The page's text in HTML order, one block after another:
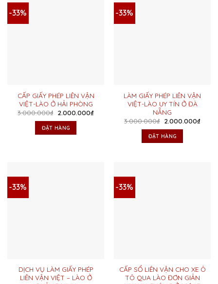
-33%
CẤP GIẤY PHÉP LIÊN VẬN
VIỆT-LÀO Ở HẢI PHÒNG
3.000.000₫ Giá
là:
3.000.000₫.
2.000.000₫Giá
ĐẶT HÀNG
-33%
LÀM GIẤY PHÉP LIÊN VẬN
VIỆT-LÀO UY TÍN Ở ĐÀ
NẴNG
3.000.000₫ Giá
là:
3.000.000₫.
2.000.000₫Giá
ĐẶT HÀNG
-33%
DỊCH VỤ LÀM GIẤY PHÉP
LIÊN VẬN VIỆT – LÀO Ở
-33%
CẤP SỔ LIÊN VẬN CHO XE Ô
TÔ QUA LÀO ĐƠN GIẢN